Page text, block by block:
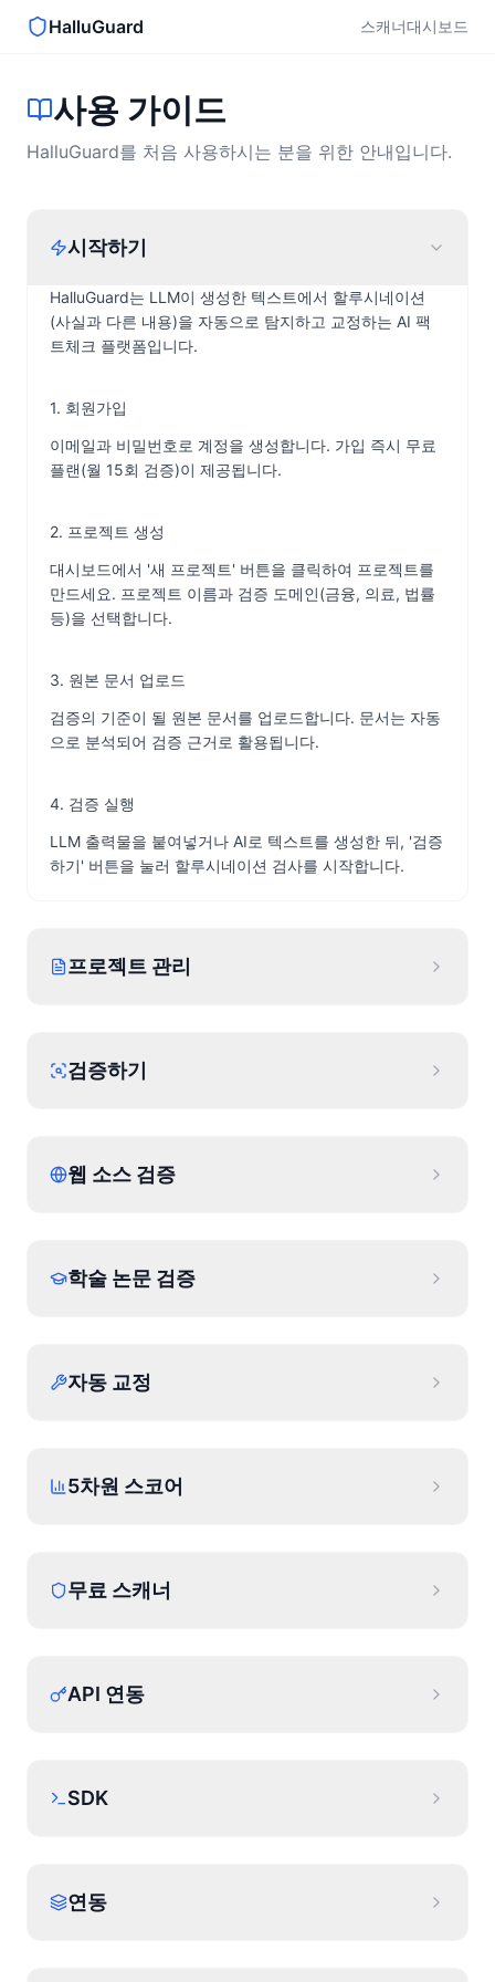
HalluGuard 스캐너대시보드
사용 가이드
HalluGuard를 처음 사용하시는 분을 위한 안내입니다.
시작하기
HalluGuard는 LLM이 생성한 텍스트에서 할루시네이션
(사실과 다른 내용)을 자동으로 탐지하고 교정하는 AI 팩
트체크 플랫폼입니다.
1. 회원가입
이메일과 비밀번호로 계정을 생성합니다. 가입 즉시 무료
플랜(월 15회 검증)이 제공됩니다.
2. 프로젝트 생성
대시보드에서 '새 프로젝트' 버튼을 클릭하여 프로젝트를
만드세요. 프로젝트 이름과 검증 도메인(금융, 의료, 법률
등)을 선택합니다.
3. 원본 문서 업로드
검증의 기준이 될 원본 문서를 업로드합니다. 문서는 자동
으로 분석되어 검증 근거로 활용됩니다.
4. 검증 실행
LLM 출력물을 붙여넣거나 AI로 텍스트를 생성한 뒤, '검증
하기' 버튼을 눌러 할루시네이션 검사를 시작합니다.
프로젝트 관리
검증하기
웹 소스 검증
학술 논문 검증
자동 교정
5차원 스코어
무료 스캐너
API 연동
SDK
연동